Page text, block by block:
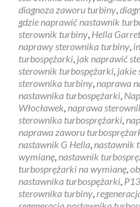
diagnoza zaworu turbiny,
gdzie naprawić nastawnik
sterownik turbiny, Hella
naprawy sterownika turbiny,
turbospężarki, jak naprawić
sterownik turbospężarki, jakie
sterownika turbiny,naprawa
nastawnika turbospężarki,
Włocławek,naprawa
sterownika turbosprężarki,
naprawa zaworu
nastawnik G Hella,nastawnik
wymianę,nastawnik
turbosprężarki na wymianę,
nastawnika turbospężarki,
sterownika turbiny,